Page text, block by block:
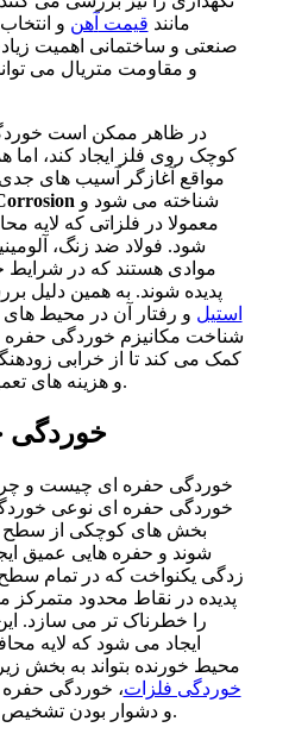
مانند قیمت آهن و
صنعتی و ساختمانی اهمیت
و مقاومت متریال می
در ظاهر ممکن است
کوچک روی فلز ایجاد کند، اما
مواقع آغازگر آسیب های
معمولا در فلزاتی که لایه
شود. فولاد ضد زنگ،
موادی هستند که در
پدیده شوند. به همین دلیل
استیل و رفتار آن در محیط های
شناخت مکانیزم خوردگی حفره
کمک می کند تا از خرابی
و هزینه های تعمیر و تعویض کاهش پیدا کند.
خوردگی حفره ای چیست و چرا
خوردگی حفره ای نوعی
بخش های کوچکی از سطح
شوند و حفره هایی عمیق
زدگی یکنواخت که در تمام
پدیده در نقاط محدود
را خطرناک تر می سازد.
ایجاد می شود که لایه
محیط خورنده بتواند به بخش
خوردگی فلزات، خوردگی
و دشوار بودن تشخیص اولیه، جایگاه ویژه ای دارد.